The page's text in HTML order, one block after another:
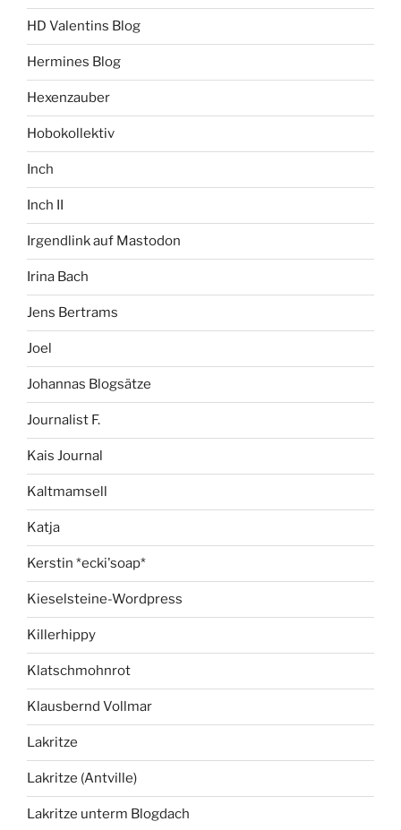
HD Valentins Blog
Hermines Blog
Hexenzauber
Hobokollektiv
Inch
Inch II
Irgendlink auf Mastodon
Irina Bach
Jens Bertrams
Joel
Johannas Blogsätze
Journalist F.
Kais Journal
Kaltmamsell
Katja
Kerstin *ecki'soap*
Kieselsteine-Wordpress
Killerhippy
Klatschmohnrot
Klausbernd Vollmar
Lakritze
Lakritze (Antville)
Lakritze unterm Blogdach